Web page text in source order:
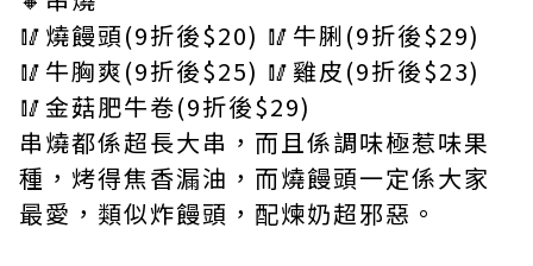
🥢燒饅頭(9折後$20) 🥢牛脷(9折後$29)
🥢牛胸爽(9折後$25) 🥢雞皮(9折後$23)
🥢金菇肥牛卷(9折後$29)
串燒都係超長大串，而且係調味極惹味果
種，烤得焦香漏油，而燒饅頭一定係大家
最愛，類似炸饅頭，配煉奶超邪惡。